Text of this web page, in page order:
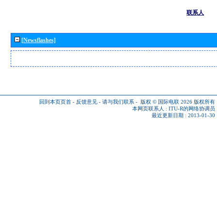
联系人
[Newsflashes]
回到本页页首 - 反馈意见 - 请与我们联系 - 版权 © 国际电联 2026 版权所有
本网页联系人 : ITU-R的网络协调员
最近更新日期 : 2013-01-30